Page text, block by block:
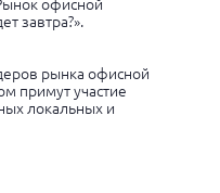
офисной
завтра?».
рынка офисной
примут участие
локальных и